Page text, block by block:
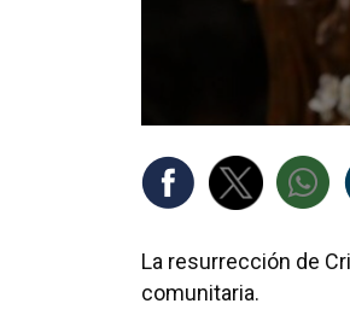
La resurrección de
comunitaria.